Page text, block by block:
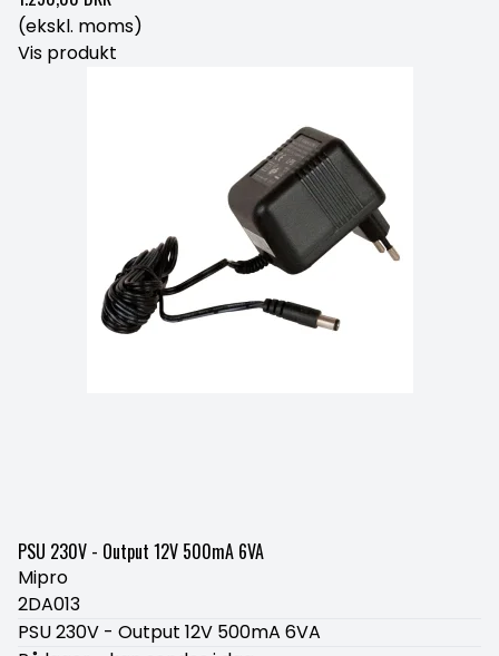
(ekskl. moms)
Vis produkt
PSU 230V - Output 12V 500mA 6VA
Mipro
2DA013
PSU 230V - Output 12V 500mA 6VA